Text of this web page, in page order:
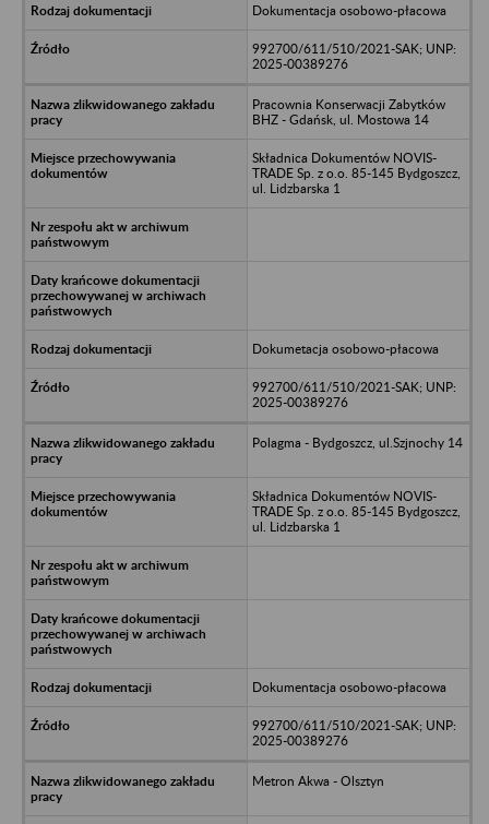
Dokumentacja osobowo-płacowa
992700/611/510/2021-SAK; UNP:
2025-00389276
Pracownia Konserwacji Zabytków
BHZ - Gdańsk, ul. Mostowa 14
Składnica Dokumentów NOVIS-
TRADE Sp. z o.o. 85-145 Bydgoszcz,
ul. Lidzbarska 1
Dokumetacja osobowo-płacowa
992700/611/510/2021-SAK; UNP:
2025-00389276
Polagma - Bydgoszcz, ul.Szjnochy 14
Składnica Dokumentów NOVIS-
TRADE Sp. z o.o. 85-145 Bydgoszcz,
ul. Lidzbarska 1
Dokumentacja osobowo-płacowa
992700/611/510/2021-SAK; UNP:
2025-00389276
Metron Akwa - Olsztyn